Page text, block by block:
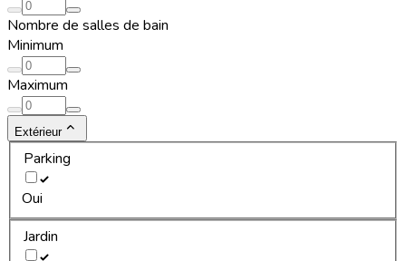
Nombre de salles de bain
Minimum
Maximum
Extérieur
Parking
Oui
Jardin